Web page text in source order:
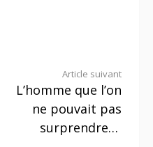
Article suivant
L’homme que l’on
ne pouvait pas
surprendre…